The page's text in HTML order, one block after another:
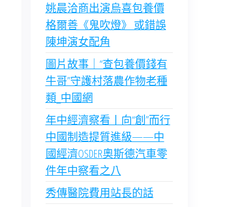
姚晨洽商出演烏喜包養價
格爾善《鬼吹燈》 或錯誤
陳坤演女配角
圖片故事｜“查包養價錢有
牛哥”守護村落農作物老種
類_中國網
年中經濟察看丨向“創”而行
中國制造提質進級——中
國經濟OSDER奧斯德汽車零
件年中察看之八
秀傳醫院費用站長的話